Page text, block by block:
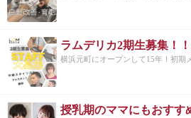
ラムデリカ2期生募集！！
横浜元町にオープンして15年！初期